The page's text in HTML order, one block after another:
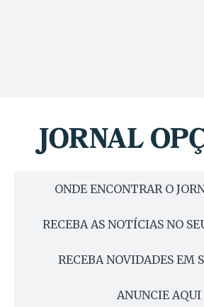
ONDE ENCONTRAR O
RECEBA AS NOTÍCIAS NO
RECEBA NOVIDADES EM
ANUNCIE AQUI